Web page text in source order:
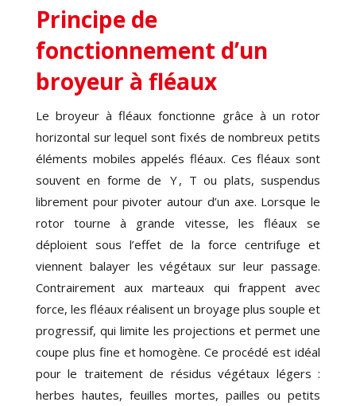
Principe de
fonctionnement d’un
broyeur à fléaux
Le broyeur à fléaux fonctionne grâce à un rotor
horizontal sur lequel sont fixés de nombreux petits
éléments mobiles appelés fléaux. Ces fléaux sont
souvent en forme de Y , T ou plats, suspendus
librement pour pivoter autour d’un axe. Lorsque le
rotor tourne à grande vitesse, les fléaux se
déploient sous l’effet de la force centrifuge et
viennent balayer les végétaux sur leur passage.
Contrairement aux marteaux qui frappent avec
force, les fléaux réalisent un broyage plus souple et
progressif, qui limite les projections et permet une
coupe plus fine et homogène. Ce procédé est idéal
pour le traitement de résidus végétaux légers :
herbes hautes, feuilles mortes, pailles ou petits